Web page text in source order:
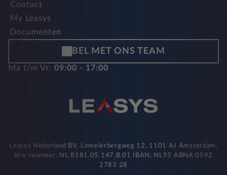
Contact
My Leasys
Documenten
BEL MET ONS TEAM
Ma t/m Vr: 09:00 - 17:00
Leasys Nederland BV, Lemelerbergweg 12, 1101 AJ Amsterdam,
btw-nummer: NL 8581.05.147.B.01 IBAN: NL95 ABNA 0592
2783 28